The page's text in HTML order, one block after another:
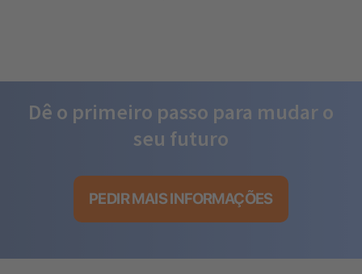
Dê o primeiro passo para mudar o
seu futuro
PEDIR MAIS INFORMAÇÕES